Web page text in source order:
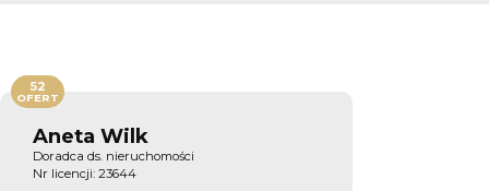
Aneta Wilk
Doradca ds. nieruchomości
Nr licencji: 23644
52
OFERT